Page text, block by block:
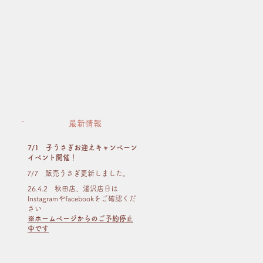
最新情報
7/1 子うさぎお迎えキャンペーン
イベント開催！
​7/7 販売うさぎ更新しました。
26.4.2 秋田店、湯沢店日は
Instagramやfacebookをご確認くだ
さい
※ホームページからのご予約停止
中です